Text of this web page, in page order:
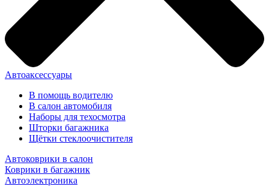
Автоаксессуары
В помощь водителю
В салон автомобиля
Наборы для техосмотра
Шторки багажника
Щётки стеклоочистителя
Автоковрики в салон
Коврики в багажник
Автоэлектроника